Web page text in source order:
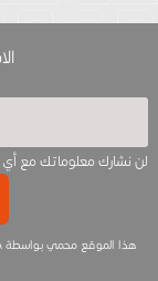
لن نشارك معلوماتك مع
هذا الموقع محمي بواسطة ReCAPTCHA.